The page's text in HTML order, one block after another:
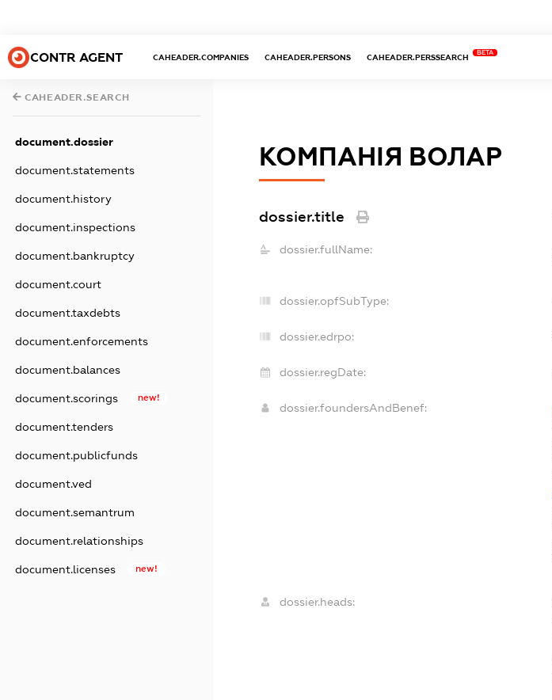
CONTR AGENT CAHEADER.COMPANIES CAHEADER.PERSONS CAHEADER.PERSSEARCH
BETA
CAHEADER.SEARCH
document.dossier
document.statements
document.history
document.inspections
document.bankruptcy
document.court
document.taxdebts
document.enforcements
document.balances
document.scorings new!
document.tenders
document.publicfunds
document.ved
document.semantrum
document.relationships
document.licenses new!
КОМПАНІЯ ВОЛАР
dossier.title
dossier.fullName:
dossier.opfSubType:
dossier.edrpo:
dossier.regDate:
dossier.foundersAndBenef:
dossier.heads: